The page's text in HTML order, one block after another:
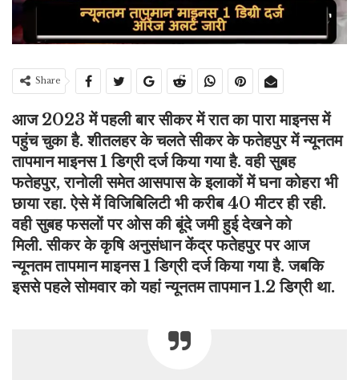
Share
आज 2023 में पहली बार सीकर में रात का पारा माइनस में
पहुंच चुका है. शीतलहर के चलते सीकर के फतेहपुर में न्यूनतम
तापमान माइनस 1 डिग्री दर्ज किया गया है. वही सुबह
फतेहपुर, रानोली समेत आसपास के इलाकों में घना कोहरा भी
छाया रहा. ऐसे में विजिबिलिटी भी करीब 40 मीटर ही रही.
वही सुबह फसलों पर ओस की बूंदे जमी हुई देखने को
मिली. सीकर के कृषि अनुसंधान केंद्र फतेहपुर पर आज
न्यूनतम तापमान माइनस 1 डिग्री दर्ज किया गया है. जबकि
इससे पहले सोमवार को यहां न्यूनतम तापमान 1.2 डिग्री था.